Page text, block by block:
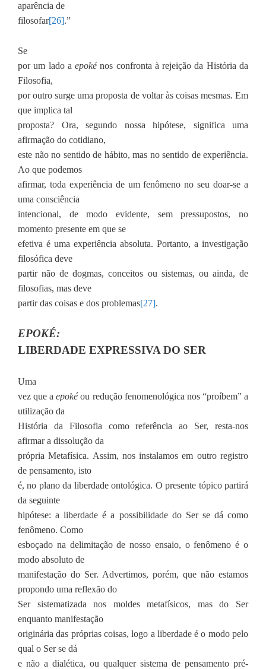
aparência de
filosofar[26].”
Se
por um lado aepokénos confronta à rejeição da História da
Filosofia,
por outro surge uma proposta de voltar às coisas mesmas. Em
que implica tal
proposta? Ora, segundo nossa hipótese, significa uma
afirmação do cotidiano,
este não no sentido de hábito, mas no sentido de experiência.
Ao que podemos
afirmar, toda experiência de um fenômeno no seu doar-se a
uma consciência
intencional, de modo evidente, sem pressupostos, no
momento presente em que se
efetiva é uma experiência absoluta. Portanto, a investigação
filosófica deve
partir não de dogmas, conceitos ou sistemas, ou ainda, de
filosofias, mas deve
partir das coisas e dos problemas[27].
EPOKÉ:
LIBERDADE EXPRESSIVA DO SER
Uma
vez que a epokéou redução fenomenológica nos “proíbem” a
utilização da
História da Filosofia como referência ao Ser, resta-nos
afirmar a dissolução da
própria Metafísica. Assim, nos instalamos em outro registro
de pensamento, isto
é, no plano da liberdade ontológica. O presente tópico partirá
da seguinte
hipótese: a liberdade é a possibilidade do Ser se dá como
fenômeno. Como
esboçado na delimitação de nosso ensaio, o fenômeno é o
modo absoluto de
manifestação do Ser. Advertimos, porém, que não estamos
propondo uma reflexão do
Ser sistematizada nos moldes metafísicos, mas do Ser
enquanto manifestação
originária das próprias coisas, logo a liberdade é o modo pelo
qual o Ser se dá
e não a dialética, ou qualquer sistema de pensamento pré-